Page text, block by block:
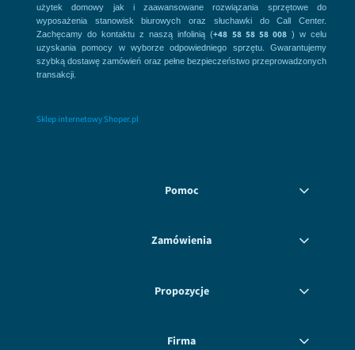
użytek domowy jak i zaawansowane rozwiązania sprzętowe do
wyposażenia stanowisk biurowych oraz słuchawki do Call Center.
Zachęcamy do kontaktu z naszą infolinią (+48 58 58 58 008) w celu
uzyskania pomocy w wyborze odpowiedniego sprzętu. Gwarantujemy
szybką dostawę zamówień oraz pełne bezpieczeństwo przeprowadzonych
transakcji.
Sklep internetowy Shoper.pl
Pomoc
Zamówienia
Propozycje
Firma